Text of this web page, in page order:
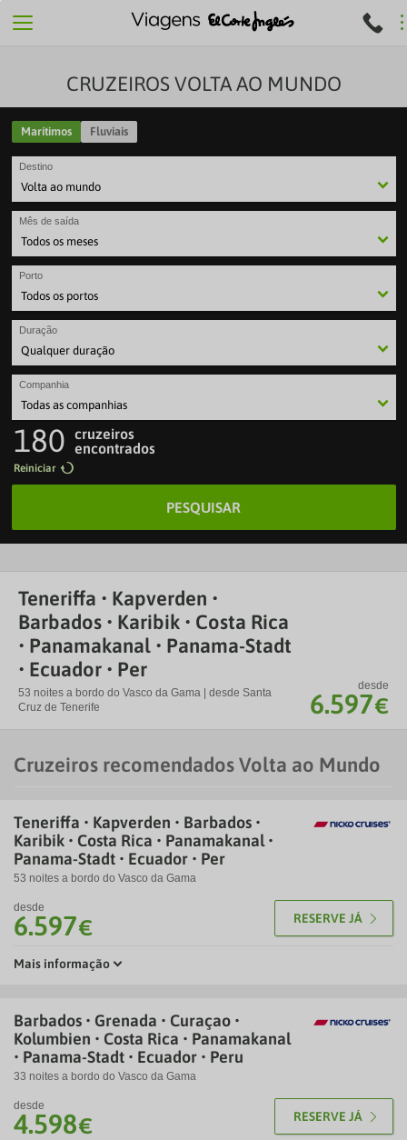
CRUZEIROS VOLTA AO MUNDO
Marítimos Fluviais
Destino
Mês de saída
Porto
Duração
Companhia
180
cruzeiros
encontrados
Reiniciar
PESQUISAR
Teneriffa • Kapverden •
Barbados • Karibik • Costa Rica
• Panamakanal • Panama-Stadt
• Ecuador • Per
53 noites a bordo do Vasco da Gama | desde Santa
Cruz de Tenerife
desde
6.597€
Cruzeiros recomendados Volta ao Mundo
Teneriffa • Kapverden • Barbados •
Karibik • Costa Rica • Panamakanal •
Panama-Stadt • Ecuador • Per
53 noites a bordo do Vasco da Gama
desde
6.597€ RESERVE JÁ
Mais informação
Barbados • Grenada • Curaçao •
Kolumbien • Costa Rica • Panamakanal
• Panama-Stadt • Ecuador • Peru
33 noites a bordo do Vasco da Gama
desde
4.598€ RESERVE JÁ